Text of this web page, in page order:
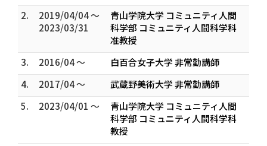
2.
2019/04/04 ～
2023/03/31
青山学院大学 コミュニティ人間
科学部 コミュニティ人間科学科
准教授
3.
2016/04 ～
白百合女子大学 非常勤講師
4.
2017/04 ～
武蔵野美術大学 非常勤講師
5.
2023/04/01 ～
青山学院大学 コミュニティ人間
科学部 コミュニティ人間科学科
教授